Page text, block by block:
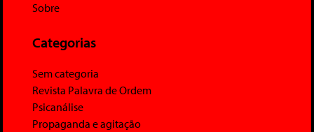
Sobre
Categorias
Sem categoria
Revista Palavra de Ordem
Psicanálise
Propaganda e agitação